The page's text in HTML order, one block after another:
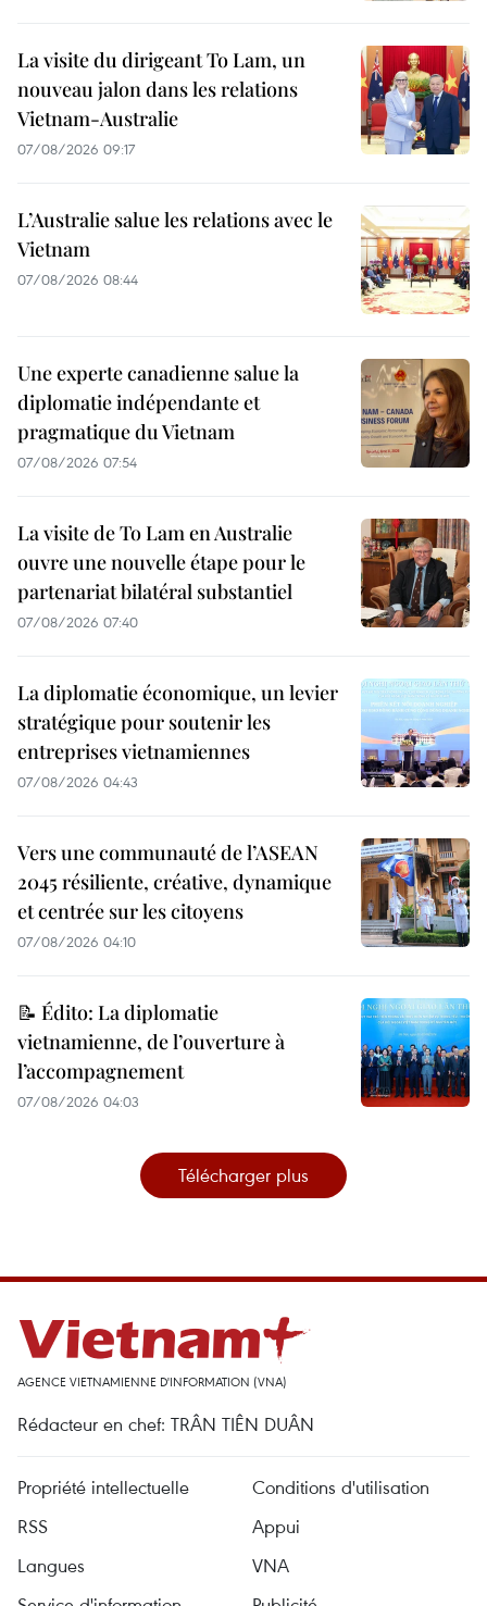
La visite du dirigeant To Lam, un
nouveau jalon dans les relations
Vietnam-Australie
07/08/2026 09:17
L’Australie salue les relations avec le
Vietnam
07/08/2026 08:44
Une experte canadienne salue la
diplomatie indépendante et
pragmatique du Vietnam
07/08/2026 07:54
La visite de To Lam en Australie
ouvre une nouvelle étape pour le
partenariat bilatéral substantiel
07/08/2026 07:40
La diplomatie économique, un levier
stratégique pour soutenir les
entreprises vietnamiennes
07/08/2026 04:43
Vers une communauté de l’ASEAN
2045 résiliente, créative, dynamique
et centrée sur les citoyens
07/08/2026 04:10
📝 Édito: La diplomatie
vietnamienne, de l’ouverture à
l’accompagnement
07/08/2026 04:03
Télécharger plus
AGENCE VIETNAMIENNE D'INFORMATION (VNA)
Rédacteur en chef: TRÂN TIÊN DUÂN
Propriété intellectuelle
Conditions d'utilisation
RSS
Appui
Langues
VNA